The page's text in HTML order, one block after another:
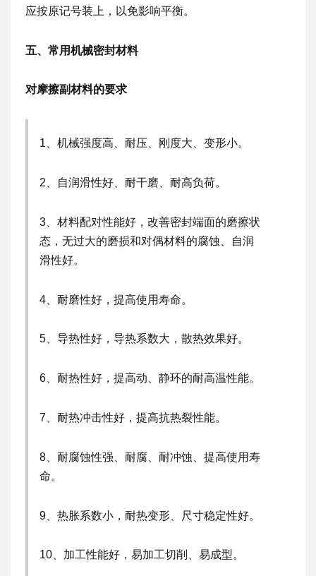
应按原记号装上，以免影响平衡。
五、常用机械密封材料
对摩擦副材料的要求
1、机械强度高、耐压、刚度大、变形小。
2、自润滑性好、耐干磨、耐高负荷。
3、材料配对性能好，改善密封端面的磨擦状
态，无过大的磨损和对偶材料的腐蚀、自润
滑性好。
4、耐磨性好，提高使用寿命。
5、导热性好，导热系数大，散热效果好。
6、耐热性好，提高动、静环的耐高温性能。
7、耐热冲击性好，提高抗热裂性能。
8、耐腐蚀性强、耐腐、耐冲蚀、提高使用寿
命。
9、热胀系数小，耐热变形、尺寸稳定性好。
10、加工性能好，易加工切削、易成型。